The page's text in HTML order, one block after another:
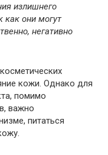
излишнего
как они могут
негативно
кожи. Однако для
помимо
важно
питаться